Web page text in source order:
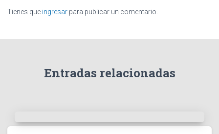
Tienes que ingresar para publicar un comentario.
Entradas relacionadas